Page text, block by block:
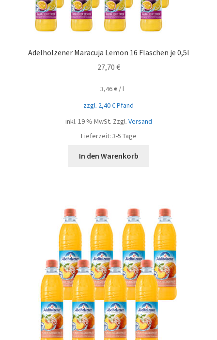
Adelholzener Maracuja Lemon 16 Flaschen je 0,5l
27,70 €
3,46€/l
zzgl. 2,40€Pfand
inkl. 19 % MwSt. Zzgl. Versand
Lieferzeit: 3-5 Tage
In den Warenkorb